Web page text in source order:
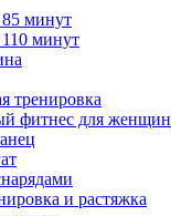
минут
минут
тренировка
фитнес для женщин
и растяжка